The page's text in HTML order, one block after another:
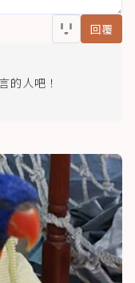
回覆
的人吧！